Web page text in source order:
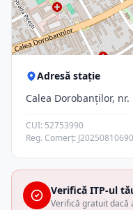
Adresă stație
Calea Dorobanților,
CUI: 52753990
Reg. Comerț:
Verifică ITP-ul
Verifică gratuit dacă